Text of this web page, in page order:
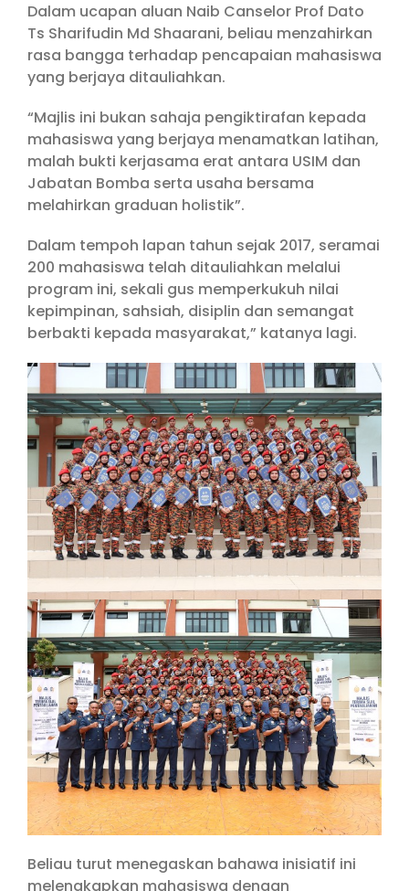
Dalam ucapan aluan Naib Canselor Prof Dato
Ts Sharifudin Md Shaarani, beliau menzahirkan
rasa bangga terhadap pencapaian mahasiswa
yang berjaya ditauliahkan.
“Majlis ini bukan sahaja pengiktirafan kepada
mahasiswa yang berjaya menamatkan latihan,
malah bukti kerjasama erat antara USIM dan
Jabatan Bomba serta usaha bersama
melahirkan graduan holistik”.
Dalam tempoh lapan tahun sejak 2017, seramai
200 mahasiswa telah ditauliahkan melalui
program ini, sekali gus memperkukuh nilai
kepimpinan, sahsiah, disiplin dan semangat
berbakti kepada masyarakat,” katanya lagi.
Beliau turut menegaskan bahawa inisiatif ini
melengkapkan mahasiswa dengan